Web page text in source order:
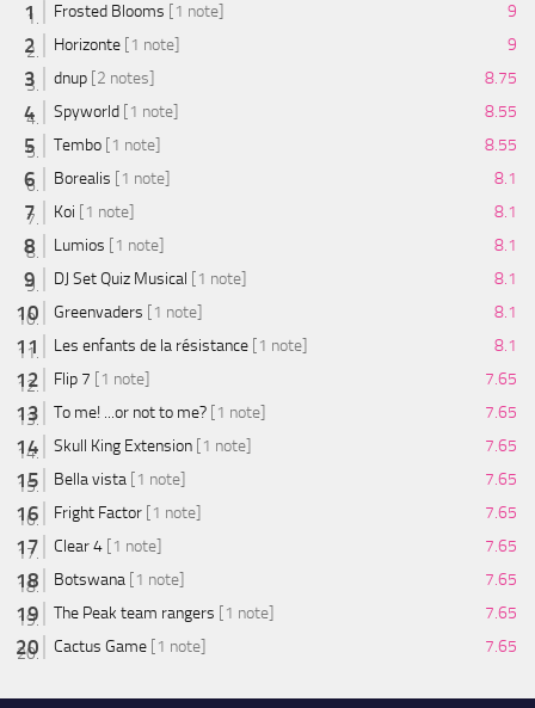
Frosted Blooms [1 note]
9
Horizonte [1 note]
9
dnup [2 notes]
8.75
Spyworld [1 note]
8.55
Tembo [1 note]
8.55
Borealis [1 note]
8.1
Koi [1 note]
8.1
Lumios [1 note]
8.1
DJ Set Quiz Musical [1 note]
8.1
Greenvaders [1 note]
8.1
Les enfants de la résistance [1 note]
8.1
Flip 7 [1 note]
7.65
To me! ...or not to me? [1 note]
7.65
Skull King Extension [1 note]
7.65
Bella vista [1 note]
7.65
Fright Factor [1 note]
7.65
Clear 4 [1 note]
7.65
Botswana [1 note]
7.65
The Peak team rangers [1 note]
7.65
Cactus Game [1 note] 7.65